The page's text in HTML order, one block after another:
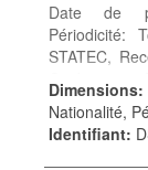
Date de
Périodicité:
STATEC,
Population -
âge,
démographie
Dimensions:
Nationalité,
Identifiant: